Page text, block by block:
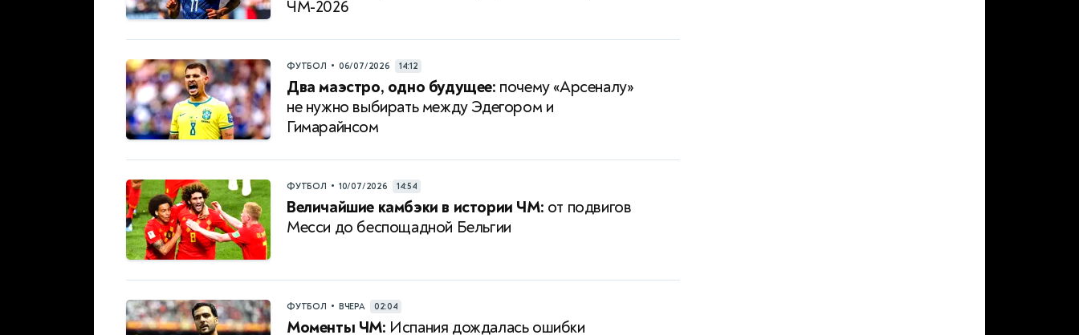
ЧМ-2026
ФУТБОЛ • 06/07/2026 14:12
Два маэстро, одно будущее: почему «Арсеналу»
не нужно выбирать между Эдегором и
Гимарайнсом
ФУТБОЛ • 10/07/2026 14:54
Величайшие камбэки в истории ЧМ: от подвигов
Месси до беспощадной Бельгии
ФУТБОЛ • ВЧЕРА 02:04
Моменты ЧМ: Испания дождалась ошибки